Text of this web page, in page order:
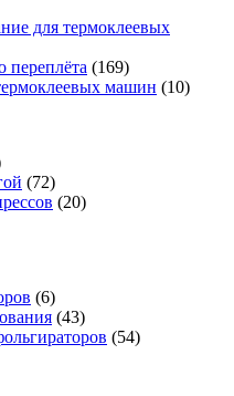
для термоклеевых
переплёта (169)
машин (10)
(72)
(20)
(6)
(43)
(54)